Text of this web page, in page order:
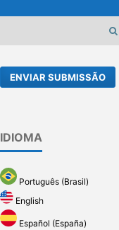
ENVIAR SUBMISSÃO
IDIOMA
Português (Brasil)
English
Español (España)